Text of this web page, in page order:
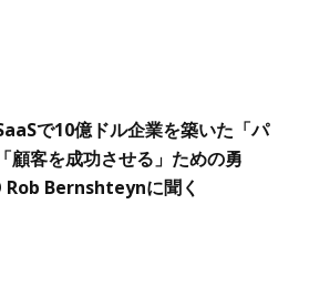
で10億ドル企業を築いた「パ
顧客を成功させる」ための勇
Rob Bernshteynに聞く